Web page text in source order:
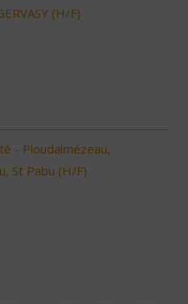
(H/F)
- Ploudalmézeau,
St Pabu (H/F)